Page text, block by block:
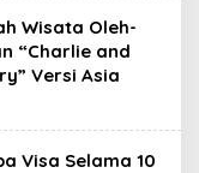
Wisata Oleh-
“Charlie and
Versi Asia
Visa Selama 10